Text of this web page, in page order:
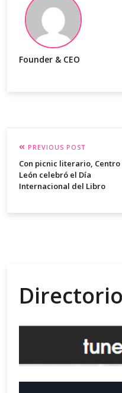
Founder & CEO
PREVIOUS POST
Con picnic literario, Centro
León celebró el Día
Internacional del Libro